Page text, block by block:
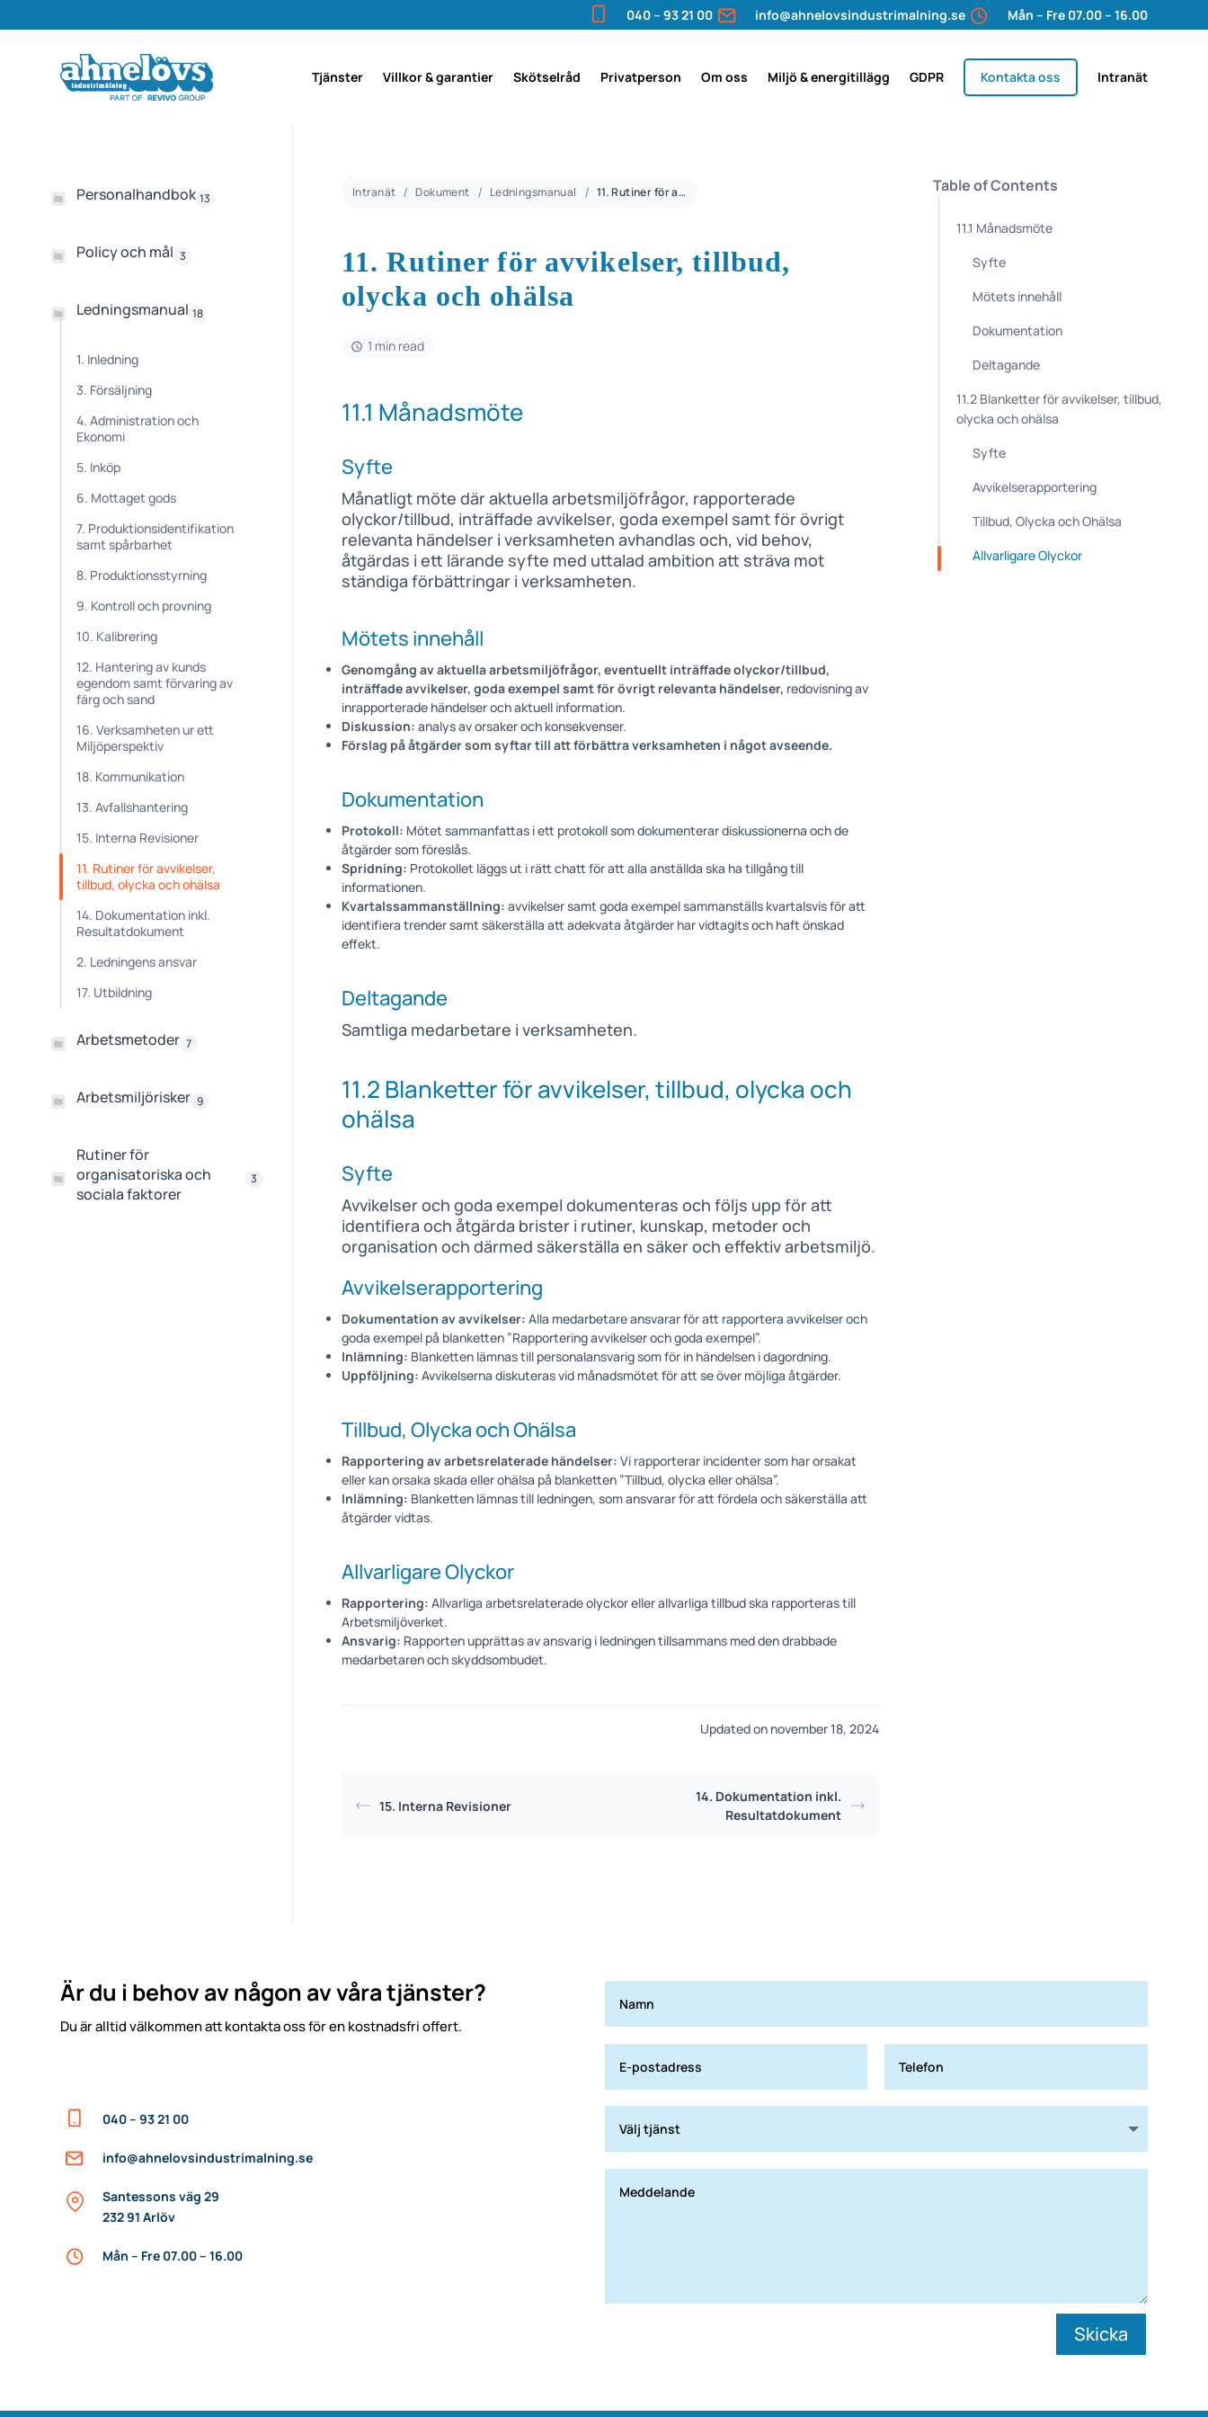
040 – 93 21 00 info@ahnelovsindustrimalning.se Mån – Fre 07.00 – 16.00
Tjänster Villkor & garantier Skötselråd Privatperson Om oss Miljö & energitillägg GDPR Kontakta oss Intranät
Personalhandbok 13
Policy och mål 3
Ledningsmanual 18
1. Inledning
3. Försäljning
4. Administration och
Ekonomi
5. Inköp
6. Mottaget gods
7. Produktionsidentifikation
samt spårbarhet
8. Produktionsstyrning
9. Kontroll och provning
10. Kalibrering
12. Hantering av kunds
egendom samt förvaring av
färg och sand
16. Verksamheten ur ett
Miljöperspektiv
18. Kommunikation
13. Avfallshantering
15. Interna Revisioner
11. Rutiner för avvikelser,
tillbud, olycka och ohälsa
14. Dokumentation inkl.
Resultatdokument
2. Ledningens ansvar
17. Utbildning
Arbetsmetoder 7
Arbetsmiljörisker 9
Rutiner för
organisatoriska och
sociala faktorer
3
Intranät Dokument Ledningsmanual 11. Rutiner för avvikelser, tillbud, olycka och ohälsa
11. Rutiner för avvikelser, tillbud,
olycka och ohälsa
1 min read
11.1 Månadsmöte
Syfte
Månatligt möte där aktuella arbetsmiljöfrågor, rapporterade
olyckor/tillbud, inträffade avvikelser, goda exempel samt för övrigt
relevanta händelser i verksamheten avhandlas och, vid behov,
åtgärdas i ett lärande syfte med uttalad ambition att sträva mot
ständiga förbättringar i verksamheten.
Mötets innehåll
Genomgång av aktuella arbetsmiljöfrågor, eventuellt inträffade olyckor/tillbud,
inträffade avvikelser, goda exempel samt för övrigt relevanta händelser, redovisning av
inrapporterade händelser och aktuell information.
Diskussion: analys av orsaker och konsekvenser.
Förslag på åtgärder som syftar till att förbättra verksamheten i något avseende.
Dokumentation
Protokoll: Mötet sammanfattas i ett protokoll som dokumenterar diskussionerna och de
åtgärder som föreslås.
Spridning: Protokollet läggs ut i rätt chatt för att alla anställda ska ha tillgång till
informationen.
Kvartalssammanställning: avvikelser samt goda exempel sammanställs kvartalsvis för att
identifiera trender samt säkerställa att adekvata åtgärder har vidtagits och haft önskad
effekt.
Deltagande
Samtliga medarbetare i verksamheten.
11.2 Blanketter för avvikelser, tillbud, olycka och
ohälsa
Syfte
Avvikelser och goda exempel dokumenteras och följs upp för att
identifiera och åtgärda brister i rutiner, kunskap, metoder och
organisation och därmed säkerställa en säker och effektiv arbetsmiljö.
Avvikelserapportering
Dokumentation av avvikelser: Alla medarbetare ansvarar för att rapportera avvikelser och
goda exempel på blanketten ”Rapportering avvikelser och goda exempel”.
Inlämning: Blanketten lämnas till personalansvarig som för in händelsen i dagordning.
Uppföljning: Avvikelserna diskuteras vid månadsmötet för att se över möjliga åtgärder.
Tillbud, Olycka och Ohälsa
Rapportering av arbetsrelaterade händelser: Vi rapporterar incidenter som har orsakat
eller kan orsaka skada eller ohälsa på blanketten ”Tillbud, olycka eller ohälsa”.
Inlämning: Blanketten lämnas till ledningen, som ansvarar för att fördela och säkerställa att
åtgärder vidtas.
Allvarligare Olyckor
Rapportering: Allvarliga arbetsrelaterade olyckor eller allvarliga tillbud ska rapporteras till
Arbetsmiljöverket.
Ansvarig: Rapporten upprättas av ansvarig i ledningen tillsammans med den drabbade
medarbetaren och skyddsombudet.
Updated on november 18, 2024
15. Interna Revisioner
14. Dokumentation inkl.
Resultatdokument
Table of Contents
11.1 Månadsmöte
Syfte
Mötets innehåll
Dokumentation
Deltagande
11.2 Blanketter för avvikelser, tillbud,
olycka och ohälsa
Syfte
Avvikelserapportering
Tillbud, Olycka och Ohälsa
Allvarligare Olyckor
Är du i behov av någon av våra tjänster?
Du är alltid välkommen att kontakta oss för en kostnadsfri offert.
040 – 93 21 00
info@ahnelovsindustrimalning.se
Santessons väg 29
232 91 Arlöv
Mån – Fre 07.00 – 16.00
Skicka